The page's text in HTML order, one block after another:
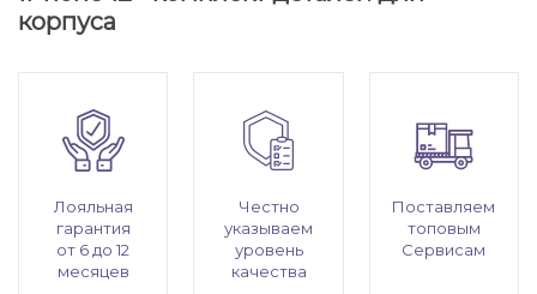
корпуса
Лояльная
гарантия
от 6 до 12
месяцев
Честно
указываем
уровень
качества
Поставляем
топовым
Сервисам